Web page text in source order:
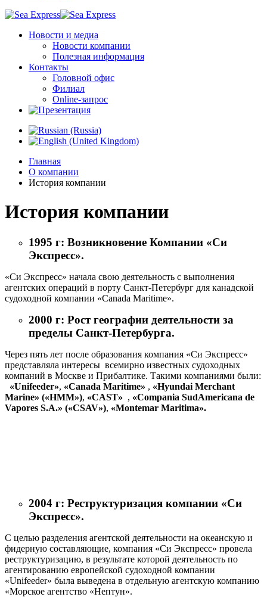
Новости и медиа
Новости компании
Полезная информация
Контакты
Головной офис
Филиал
Online-запрос
Главная
О компании
История компании
История компании
1995 г: Возникновение Компании «Си
Экспресс».
«Си Экспресс» начала свою деятельность с выполнения
агентских операций в порту Санкт-Петербург для канадской
судоходной компании «Canada Maritime».
2000 г: Рост географии деятельности за
пределы Санкт-Петербурга.
Через пять лет после образования компания «Си Экспресс»
представляла интересы всемирно известных судоходных
компаний в Москве и Прибалтике. Такими компаниями были:
«Unifeeder», «Canada Maritime» , «Hyundai Merchant
Marine» («HMM»), «CAST» , «Compania SudAmericana de
Vapores S.A.» («CSAV»), «Montemar Maritima».
2004 г: Реструктуризация компании «Си
Экспресс».
С целью разделения агентской деятельности на океанскую и
фидерную составляющие, компания «Си Экспресс» провела
реструктуризацию, в результате которой деятельность по
агентированию европейской судоходной компании
«Unifeeder» была выведена в отдельную агентскую компанию
«Морское агентство «Нептун».